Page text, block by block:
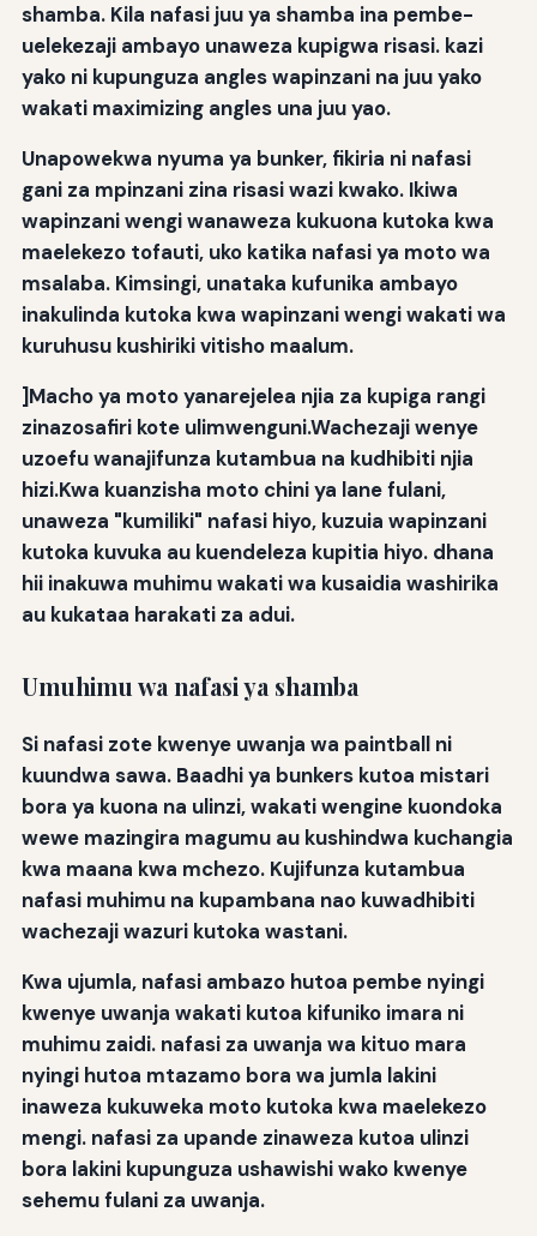
shamba. Kila nafasi juu ya shamba ina pembe-
uelekezaji ambayo unaweza kupigwa risasi. kazi
yako ni kupunguza angles wapinzani na juu yako
wakati maximizing angles una juu yao.
Unapowekwa nyuma ya bunker, fikiria ni nafasi
gani za mpinzani zina risasi wazi kwako. Ikiwa
wapinzani wengi wanaweza kukuona kutoka kwa
maelekezo tofauti, uko katika nafasi ya moto wa
msalaba. Kimsingi, unataka kufunika ambayo
inakulinda kutoka kwa wapinzani wengi wakati wa
kuruhusu kushiriki vitisho maalum.
]Macho ya motoyanarejelea njia za kupiga rangi
zinazosafiri kote ulimwenguni.Wachezaji wenye
uzoefu wanajifunza kutambua na kudhibiti njia
hizi.Kwa kuanzisha moto chini ya lane fulani,
unaweza "kumiliki" nafasi hiyo, kuzuia wapinzani
kutoka kuvuka au kuendeleza kupitia hiyo. dhana
hii inakuwa muhimu wakati wa kusaidia washirika
au kukataa harakati za adui.
Umuhimu wa nafasi ya shamba
Si nafasi zote kwenye uwanja wa paintball ni
kuundwa sawa. Baadhi ya bunkers kutoa mistari
bora ya kuona na ulinzi, wakati wengine kuondoka
wewe mazingira magumu au kushindwa kuchangia
kwa maana kwa mchezo. Kujifunza kutambua
nafasi muhimu na kupambana nao kuwadhibiti
wachezaji wazuri kutoka wastani.
Kwa ujumla, nafasi ambazo hutoa pembe nyingi
kwenye uwanja wakati kutoa kifuniko imara ni
muhimu zaidi. nafasi za uwanja wa kituo mara
nyingi hutoa mtazamo bora wa jumla lakini
inaweza kukuweka moto kutoka kwa maelekezo
mengi. nafasi za upande zinaweza kutoa ulinzi
bora lakini kupunguza ushawishi wako kwenye
sehemu fulani za uwanja.